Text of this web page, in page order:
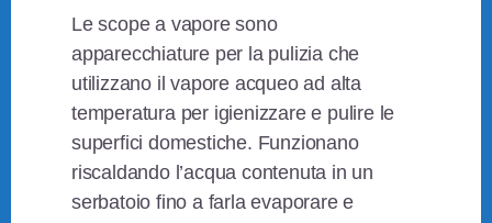
Le scope a vapore sono
apparecchiature per la pulizia che
utilizzano il vapore acqueo ad alta
temperatura per igienizzare e pulire le
superfici domestiche. Funzionano
riscaldando l’acqua contenuta in un
serbatoio fino a farla evaporare e